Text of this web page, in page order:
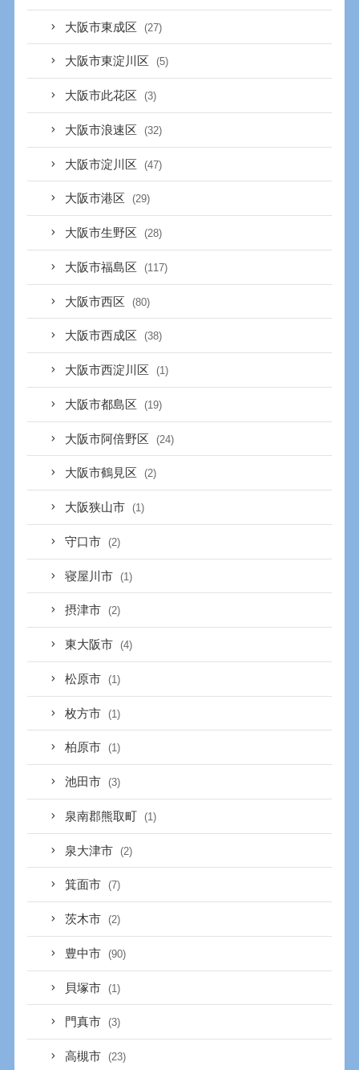
大阪市東成区 (27)
大阪市東淀川区 (5)
大阪市此花区 (3)
大阪市浪速区 (32)
大阪市淀川区 (47)
大阪市港区 (29)
大阪市生野区 (28)
大阪市福島区 (117)
大阪市西区 (80)
大阪市西成区 (38)
大阪市西淀川区 (1)
大阪市都島区 (19)
大阪市阿倍野区 (24)
大阪市鶴見区 (2)
大阪狭山市 (1)
守口市 (2)
寝屋川市 (1)
摂津市 (2)
東大阪市 (4)
松原市 (1)
枚方市 (1)
柏原市 (1)
池田市 (3)
泉南郡熊取町 (1)
泉大津市 (2)
箕面市 (7)
茨木市 (2)
豊中市 (90)
貝塚市 (1)
門真市 (3)
高槻市 (23)